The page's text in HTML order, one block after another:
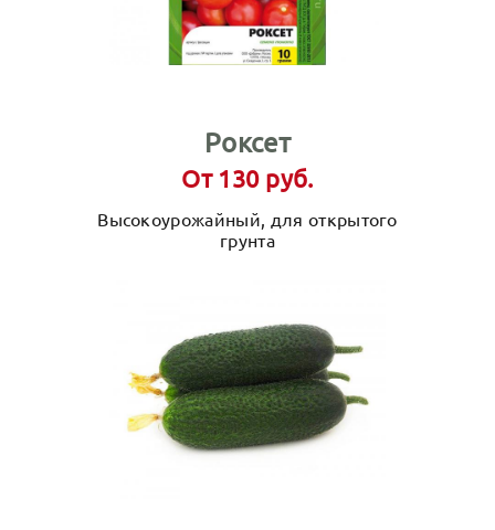
Роксет
От 130 руб.
Высокоурожайный, для открытого
грунта